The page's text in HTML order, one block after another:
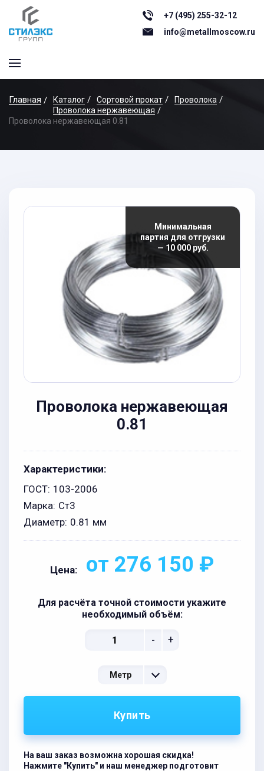
+7 (495) 255-32-12
info@metallmoscow.ru
Главная Каталог Сортовой прокат
Проволока
Проволока нержавеющая
Проволока нержавеющая 0.81
Минимальная
партия для отгрузки
— 10 000 руб.
Проволока нержавеющая
0.81
Характеристики:
ГОСТ: 103-2006
Марка: Ст3
Диаметр: 0.81 мм
Цена: от 276 150 ₽
Для расчёта точной стоимости укажите
необходимый объём:
- +
Метр
Купить
На ваш заказ возможна хорошая скидка!
Нажмите "Купить" и наш менеджер подготовит